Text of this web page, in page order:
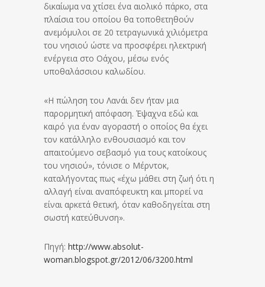
δικαίωμα να χτίσει ένα αιολικό πάρκο, στα
πλαίσια του οποίου θα τοποθετηθούν
ανεμόμυλοι σε 20 τετραγωνικά χιλιόμετρα
του νησιού ώστε να προσφέρει ηλεκτρική
ενέργεια στο Οάχου, μέσω ενός
υποθαλάσσιου καλωδίου.
«Η πώληση του Λανάι δεν ήταν μια
παρορμητική απόφαση. Έψαχνα εδώ και
καιρό για έναν αγοραστή ο οποίος θα έχει
τον κατάλληλο ενθουσιασμό και τον
απαιτούμενο σεβασμό για τους κατοίκους
του νησιού», τόνισε ο Μέρντοκ,
καταλήγοντας πως «έχω μάθει στη ζωή ότι η
αλλαγή είναι αναπόφευκτη και μπορεί να
είναι αρκετά θετική, όταν καθοδηγείται στη
σωστή κατεύθυνση».
Πηγή: http://www.absolut-
woman.blogspot.gr/2012/06/3200.html